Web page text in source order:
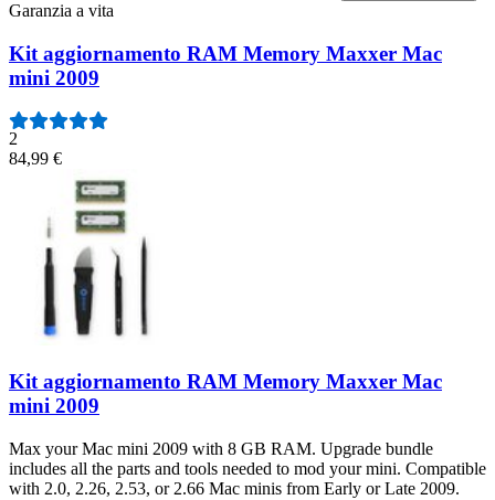
Garanzia a vita
Kit aggiornamento RAM Memory Maxxer Mac
mini 2009
2
84,99 €
Kit aggiornamento RAM Memory Maxxer Mac
mini 2009
Max your Mac mini 2009 with 8 GB RAM. Upgrade bundle
includes all the parts and tools needed to mod your mini. Compatible
with 2.0, 2.26, 2.53, or 2.66 Mac minis from Early or Late 2009.